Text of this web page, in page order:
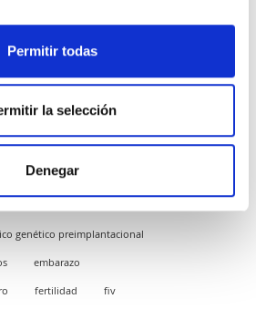
Permitir todas
la selección
Denegar
No obstante, en esta
genéticas graves
Sachs, y se han descrito
del embarazo tardías
cuidarte!
genético preimplantacional
embarazo
fertilidad fiv